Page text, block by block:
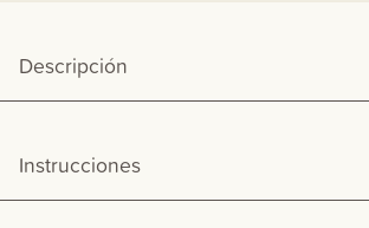
Descripción
Instrucciones